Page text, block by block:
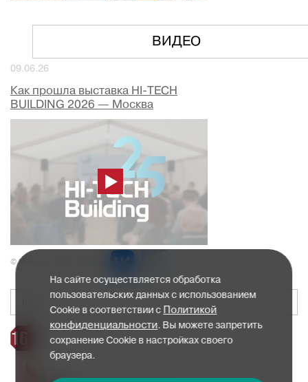
ВИДЕО
09.06.26
Как прошла выставка HI-TECH
BUILDING 2026 — Москва
© Midexpo, 1994—2026
На сайте осуществляется обработка
пользовательских данных с использованием
Cookie в соответствии с
Политикой
конфиденциальности. Вы можете запретить
сохранение Cookie в настройках своего
браузера.